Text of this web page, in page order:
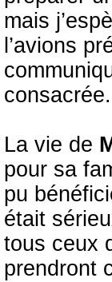
mais
l’avions
consacrée.
La vie de
pour sa
pu
était
tous ceux
prendront